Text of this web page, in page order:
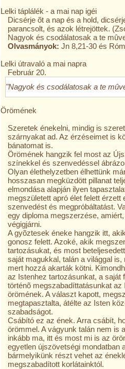
Lelki táplálék - a mai nap igéi
Dicsérje õt a nap és a hold,
parancsolt, és azok létrejöttek.
Nagyok és csodálatosak a te
Olvasmányok: Jn 8,21-30 és
Lelki útravaló a mai napra
Február 20.
"Nagyok és csodálatosak a te
Örömének
Szeretek énekelni, mindig is
szárnyakat ad. Az érzéseimet is
bánatomat is.
Örömének hangzik fel most az
színekkel és szenvedéssel
Olyan élethelyzetben élhettünk
hosszasan megküzdött pillanat
elmondása alapján ilyen
megszületett apró élet felett érzett
szenvedést és megpróbáltatást.
egy diploma megszerzése,
végigjárni.
A gyõztesek éneke hangzik itt,
gonosz felett. Azoké, akik
tartozásukat, és most
saját magukkal, talán a világgal
mert hozzá akarták kötni.
az Istenhez tartozásunkat, a saját
történõ megszabadíttatásunkat az
örömének. A választ kapott,
megtapasztalta, átélte az Isten
szabadságot.
Csábító ez az ének. Arra csábít,
örömmel. A vágyunk talán nem is
inkább ma, itt és most mi is az
egyetlen újszövetségi mondatban
bármelyikünk részt vehet az
megszabadított korlátainktól.